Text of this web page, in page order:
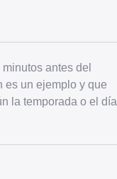
antes del
es un ejemplo y que
la temporada o el día